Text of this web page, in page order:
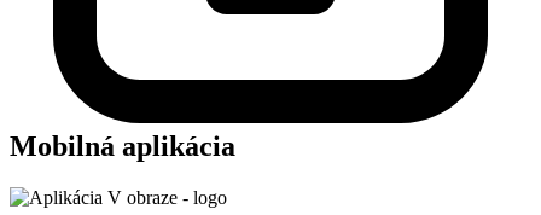
Mobilná aplikácia